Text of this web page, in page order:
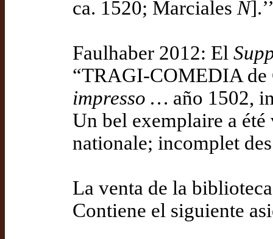
ca. 1520; Marciales N
Faulhaber 2012: El
“TRAGI-COMEDIA
impresso … año 1502,
Un bel exemplaire a
nationale; incomplet
La venta de la
Contiene el siguiente